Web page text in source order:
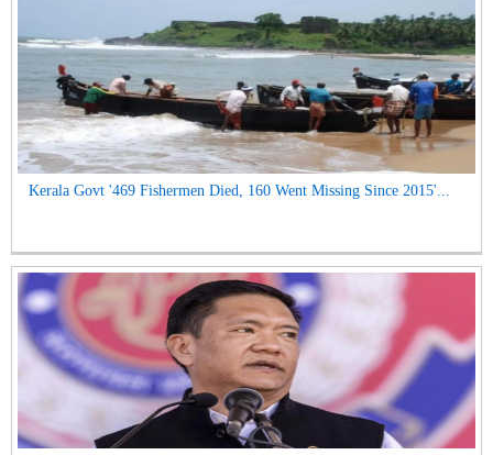
Kerala Govt '469 Fishermen Died, 160 Went Missing Since 2015'...